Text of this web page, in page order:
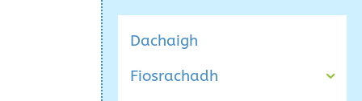
Dachaigh
Fiosrachadh